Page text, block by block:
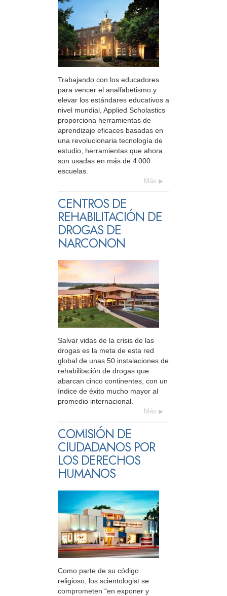
Trabajando con los educadores
para vencer el analfabetismo y
elevar los estándares educativos a
nivel mundial, Applied Scholastics
proporciona herramientas de
aprendizaje eficaces basadas en
una revolucionaria tecnología de
estudio, herramientas que ahora
son usadas en más de 4 000
escuelas.
Más
CENTROS DE
REHABILITACIÓN DE
DROGAS DE
NARCONON
Salvar vidas de la crisis de las
drogas es la meta de esta red
global de unas 50 instalaciones de
rehabilitación de drogas que
abarcan cinco continentes, con un
índice de éxito mucho mayor al
promedio internacional.
Más
COMISIÓN DE
CIUDADANOS POR
LOS DERECHOS
HUMANOS
Como parte de su código
religioso, los scientologist se
comprometen “en exponer y